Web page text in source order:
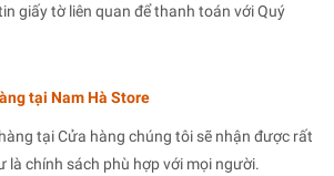
giấy tờ liên quan để thanh toán với Quý
tại Nam Hà Store
tại Cửa hàng chúng tôi sẽ nhận được rất
là chính sách phù hợp với mọi người.